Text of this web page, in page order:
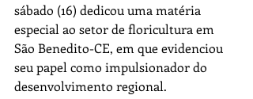
sábado (16) dedicou uma matéria
especial ao setor de floricultura em
São Benedito-CE, em que evidenciou
seu papel como impulsionador do
desenvolvimento regional.